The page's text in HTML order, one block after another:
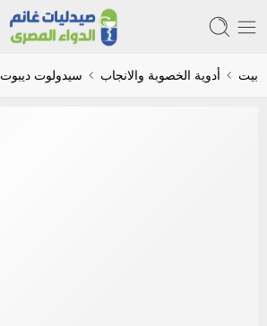
بيت أدوية الخصوبة والانجاب سيدولوت ديبوت 250مجم | 1امبولة